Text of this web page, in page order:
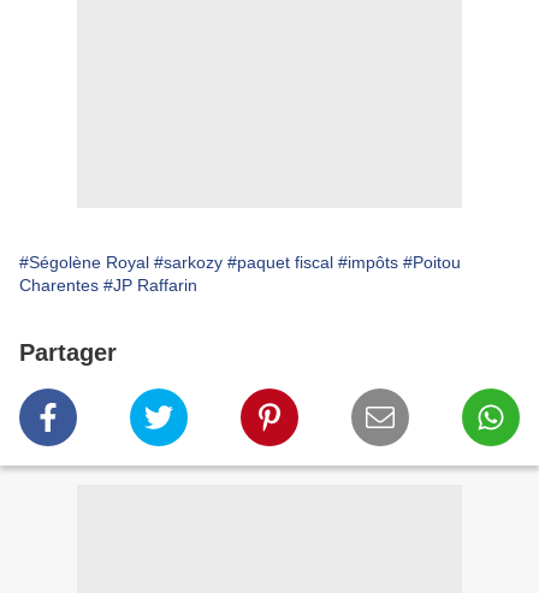
#Ségolène Royal #sarkozy #paquet fiscal #impôts #Poitou
Charentes #JP Raffarin
Partager